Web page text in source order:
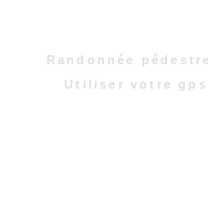
Randonnée
Utiliser votre